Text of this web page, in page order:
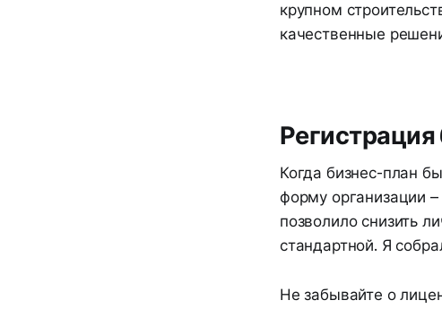
крупном
качественные
Когда бизнес-план
форму организации
позволило снизить
стандартной. Я
Не забывайте о